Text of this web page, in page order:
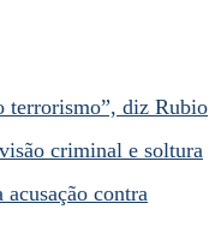
terrorismo”, diz Rubio
criminal e soltura
contra